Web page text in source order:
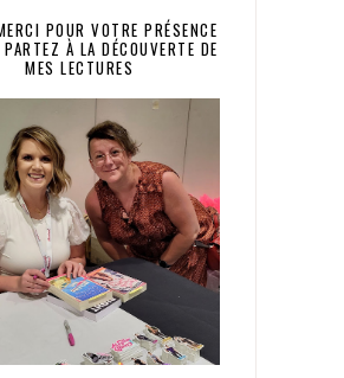
POUR VOTRE PRÉSENCE
À LA DÉCOUVERTE DE
MES LECTURES